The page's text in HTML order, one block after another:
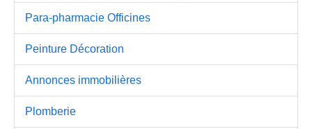
Para-pharmacie Officines
Peinture Décoration
Annonces immobilières
Plomberie